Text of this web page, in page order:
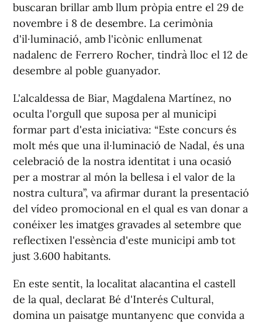
buscaran brillar amb llum pròpia entre el 29 de
novembre i 8 de desembre. La cerimònia
d'il·luminació, amb l'icònic enllumenat
nadalenc de Ferrero Rocher, tindrà lloc el 12 de
desembre al poble guanyador.
L'alcaldessa de Biar, Magdalena Martínez, no
oculta l'orgull que suposa per al municipi
formar part d'esta iniciativa: “Este concurs és
molt més que una il·luminació de Nadal, és una
celebració de la nostra identitat i una ocasió
per a mostrar al món la bellesa i el valor de la
nostra cultura”, va afirmar durant la presentació
del vídeo promocional en el qual es van donar a
conéixer les imatges gravades al setembre que
reflectixen l'essència d'este municipi amb tot
just 3.600 habitants.
En este sentit, la localitat alacantina el castell
de la qual, declarat Bé d'Interés Cultural,
domina un paisatge muntanyenc que convida a